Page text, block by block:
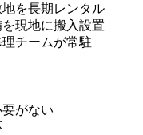
を長期レンタル
現地に搬入設置
チームが常駐
がない